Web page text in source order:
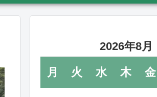
2026年8月
月 火 水 木 金